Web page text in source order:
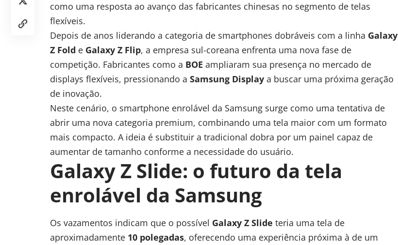
como uma resposta ao avanço das fabricantes chinesas no segmento de telas
flexíveis.
Depois de anos liderando a categoria de smartphones dobráveis com a linha Galaxy
Z Fold e Galaxy Z Flip, a empresa sul-coreana enfrenta uma nova fase de
competição. Fabricantes como a BOE ampliaram sua presença no mercado de
displays flexíveis, pressionando a Samsung Display a buscar uma próxima geração
de inovação.
Neste cenário, o smartphone enrolável da Samsung surge como uma tentativa de
abrir uma nova categoria premium, combinando uma tela maior com um formato
mais compacto. A ideia é substituir a tradicional dobra por um painel capaz de
aumentar de tamanho conforme a necessidade do usuário.
Galaxy Z Slide: o futuro da tela
enrolável da Samsung
Os vazamentos indicam que o possível Galaxy Z Slide teria uma tela de
aproximadamente 10 polegadas, oferecendo uma experiência próxima à de um